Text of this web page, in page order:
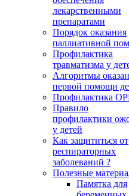
лекарственными
препаратами
Порядок оказания
паллиативной
Профилактика
травматизма у
Алгоритмы
первой помощи
Профилактика
Правило
профилактики
у детей
Как защититься от
респираторных
заболеваний ?
Полезные
Памятка для